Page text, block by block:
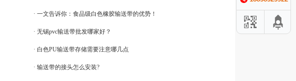
· 一文告诉你：食品级白色橡胶输送带的优势！
· 无锡pvc输送带批发哪家好？
· 白色PU输送带存储需要注意哪几点
· 输送带的接头怎么安装?